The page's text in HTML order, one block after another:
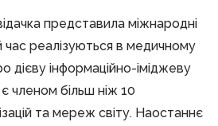
представила міжнародні
час реалізуються в медичному
дієву інформаційно-іміджеву
більш ніж 10
та мереж світу. Наостаннє